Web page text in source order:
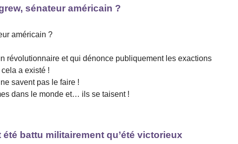
sénateur américain ?
américain ?
révolutionnaire et qui dénonce publiquement les exactions
a existé !
savent pas le faire !
dans le monde et… ils se taisent !
battu militairement qu’été victorieux